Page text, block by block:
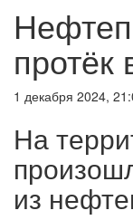
1 декабря 2024,
На
из